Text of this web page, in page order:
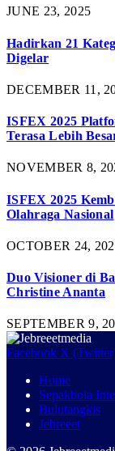
JUNE 23, 2025
Hadirkan 21
Digelar
DECEMBER 11,
ISFEX 2025
Terasa Lebih
NOVEMBER 8,
ISFEX 2025
Olahraga Nasional
OCTOBER 24,
Duo Visioner di
Christine Ananta
SEPTEMBER 9,
Facebook X
Home
Sepakbola
Bulutangkis
Jebreeet